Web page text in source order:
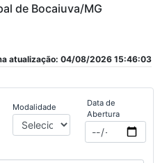
de Bocaiuva/MG
atualização: 04/08/2026 15:46:03
Modalidade
Data de
Abertura